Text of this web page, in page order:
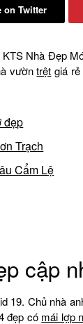
on Twitter
Nhà Đẹp
vườntrệt giá
đẹp
Trạch
Cẩm Lệ
cập
19. Chủ nhà
đẹp có mái lợp